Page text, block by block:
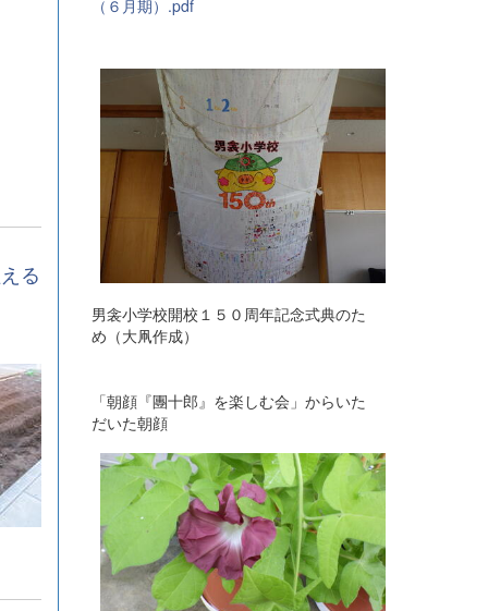
る
（６月期）.pdf
男衾小学校開校１５０周年記念式典のた
め（大凧作成）
「朝顔『團十郎』を楽しむ会」からいた
だいた朝顔